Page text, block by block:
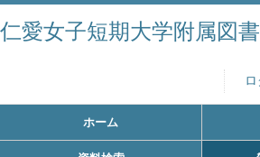
仁愛女子短期大学附属図
ホーム